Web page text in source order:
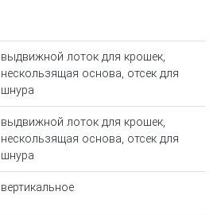
выдвижной лоток для крошек,
нескользящая основа, отсек для
шнура
выдвижной лоток для крошек,
нескользящая основа, отсек для
шнура
вертикальное